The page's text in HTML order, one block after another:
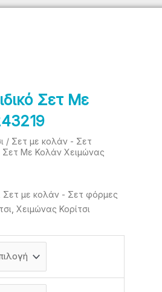
Σετ Με
/ Σετ με κολάν - Σετ
Σετ Με Κολάν Χειμώνας
Σετ με κολάν - Σετ φόρμες
Χειμώνας Κορίτσι